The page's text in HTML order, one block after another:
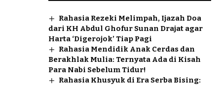
Rahasia Rezeki Melimpah, Ijazah Doa
dari KH Abdul Ghofur Sunan Drajat agar
Harta ‘Digerojok’ Tiap Pagi
Rahasia Mendidik Anak Cerdas dan
Berakhlak Mulia: Ternyata Ada di Kisah
Para Nabi Sebelum Tidur!
Rahasia Khusyuk di Era Serba Bising: